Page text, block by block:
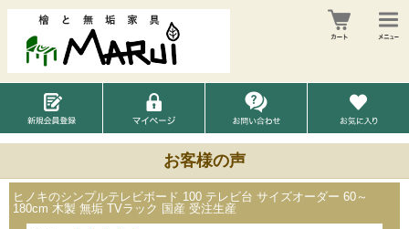
お客様の声
ヒノキのシンプルテレビボード 100 テレビ台 サイズオーダー 60～
180cm 木製 無垢 TVラック 国産 受注生産